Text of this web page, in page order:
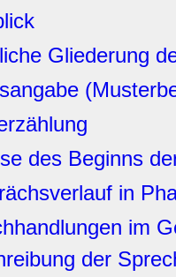
Gliederung
des Beginns
in
im
der